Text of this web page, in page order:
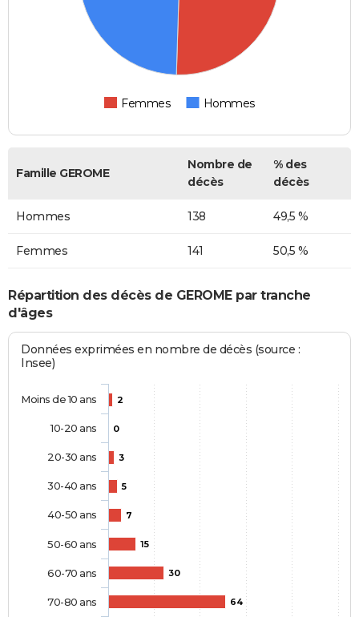
Femmes Hommes
Famille GEROME
Nombre de
décès
% des
décès
Hommes 138 49,5 %
Femmes 141 50,5 %
Répartition des décès de GEROME par tranche
d'âges
Données exprimées en nombre de décès (source :
Insee)
2
0
3
5
7
15
30
64
Moins de 10 ans
10-20 ans
20-30 ans
30-40 ans
40-50 ans
50-60 ans
60-70 ans
70-80 ans